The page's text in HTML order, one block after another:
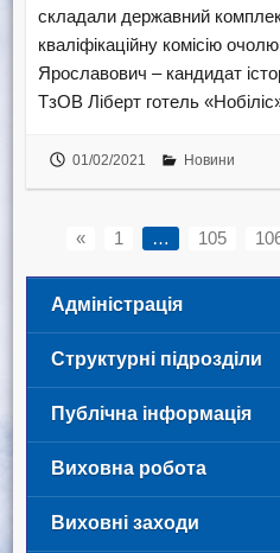
складали державний
кваліфікаційну комісію
Ярославович – кандидат
ТзОВ Ліберт готель
01/02/2021 Новини
« 1 … 105
Адміністрація
Структурні підрозділи
Публічна інформація
Виховна робота
Виховні заходи